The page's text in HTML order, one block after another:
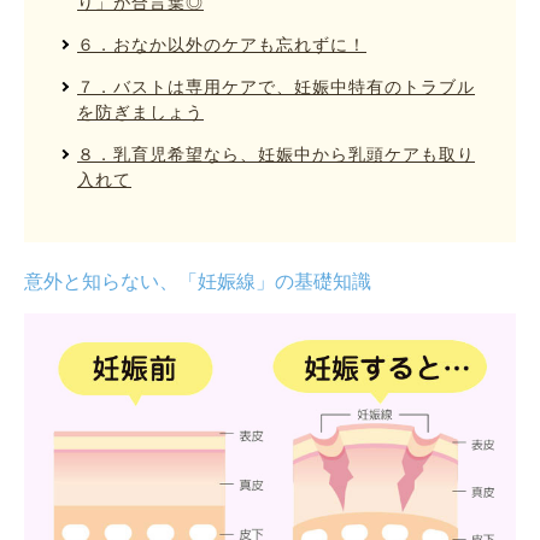
６．おなか以外のケアも忘れずに！
７．バストは専用ケアで、妊娠中特有のトラブル
を防ぎましょう
８．乳育児希望なら、妊娠中から乳頭ケアも取り
入れて
意外と知らない、「妊娠線」の基礎知識